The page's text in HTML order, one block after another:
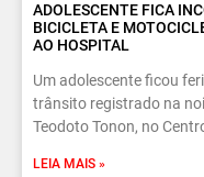
ADOLESCENTE FICA
BICICLETA E
AO HOSPITAL
Um adolescente ficou
trânsito registrado na
Teodoto Tonon, no
LEIA MAIS »